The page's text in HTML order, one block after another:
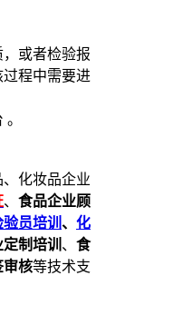
或者检验报
程中需要进
、化妆品企业
、 食品企业顾
员培训 、 化
制培训 、 食
审核等技术支